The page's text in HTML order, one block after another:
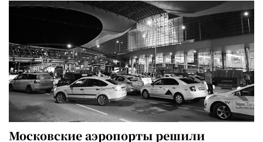
Московские аэропорты решили